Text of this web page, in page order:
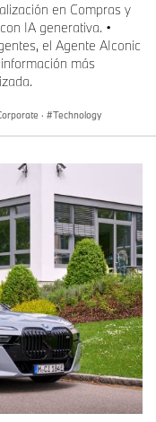
en Compras y
IA generativa. •
el Agente AIconic
más
· Technology